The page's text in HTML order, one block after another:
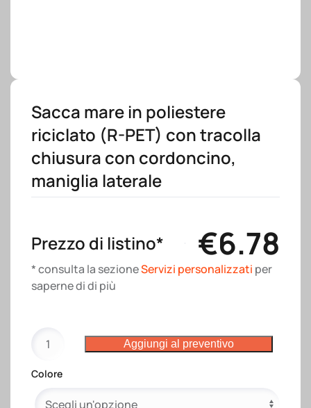
Sacca mare in poliestere
riciclato (R-PET) con tracolla
chiusura con cordoncino,
maniglia laterale
Prezzo di listino* €6.78
* consulta la sezioneServizi personalizzati per
saperne di di più
mare
in
riciclato
Aggiungi al preventivo
Colore